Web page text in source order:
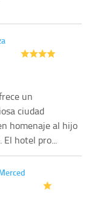
un
ciudad
homenaje al hijo
El hotel pro...